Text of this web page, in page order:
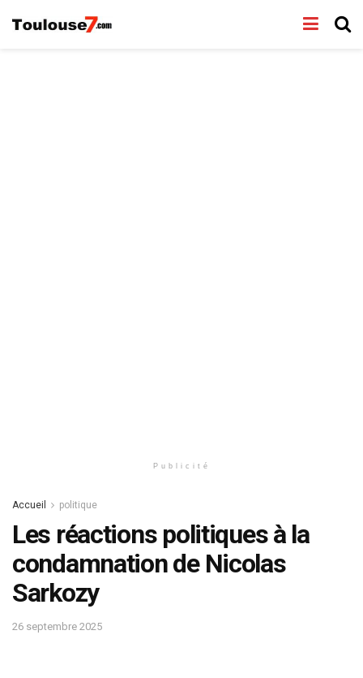
Publicité
Accueil politique
Les réactions politiques à la
condamnation de Nicolas
Sarkozy
26 septembre 2025